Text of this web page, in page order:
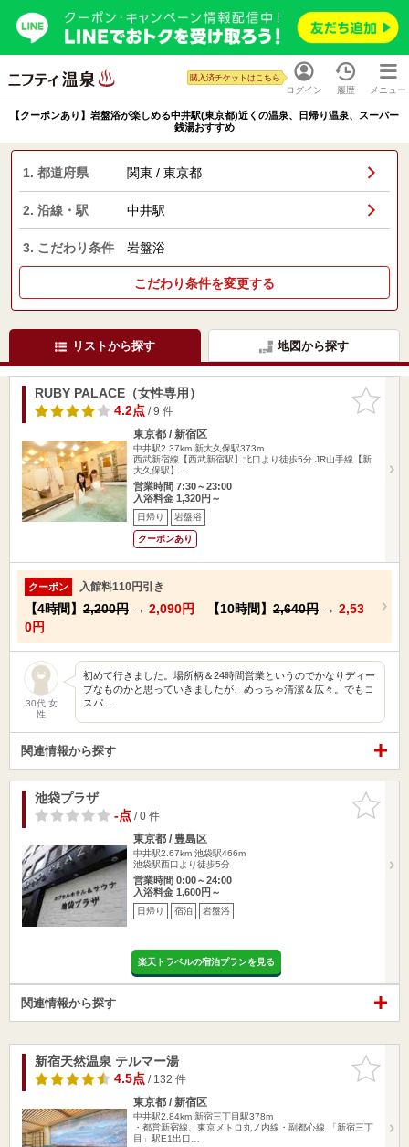
ログイン
購入済チケットはこちら
履歴 メニュー
【クーポンあり】岩盤浴が楽しめる中井駅(東京都)近くの温泉、日帰り温泉、スーパー
銭湯おすすめ
1. 都道府県 関東 / 東京都
2. 沿線・駅 中井駅
3. こだわり条件 岩盤浴
こだわり条件を変更する
リストから探す 地図から探す
お気に入
りに追加
RUBY PALACE（女性専用）
4.2点/ 9 件
東京都 / 新宿区
中井駅2.37km 新大久保駅373m
西武新宿線【西武新宿駅】北口より徒歩5分 JR山手線【新
大久保駅】…
営業時間 7:30～23:00
入浴料金 1,320円～
日帰り 岩盤浴
クーポンあり
クーポン 入館料110円引き
【4時間】 2,200円 → 2,090円 【10時間】 2,640円 → 2,53
0円
30代 女
性
初めて行きました。場所柄＆24時間営業というのでかなりディー
プなものかと思っていきましたが、めっちゃ清潔＆広々。でもコ
スパ…
関連情報から探す
お気に入
りに追加
池袋プラザ
-点/ 0 件
東京都 / 豊島区
中井駅2.67km 池袋駅466m
池袋駅西口より徒歩5分
営業時間 0:00～24:00
入浴料金 1,600円～
日帰り 宿泊 岩盤浴
楽天トラベルの宿泊プランを見る
関連情報から探す
お気に入
りに追加
新宿天然温泉 テルマー湯
4.5点/ 132 件
東京都 / 新宿区
中井駅2.84km 新宿三丁目駅378m
・都営新宿線、東京メトロ丸ノ内線・副都心線 「新宿三丁
目」駅E1出口…